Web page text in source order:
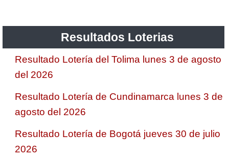
Resultados Loterias
Resultado Lotería del Tolima lunes 3 de agosto
del 2026
Resultado Lotería de Cundinamarca lunes 3 de
agosto del 2026
Resultado Lotería de Bogotá jueves 30 de julio
2026